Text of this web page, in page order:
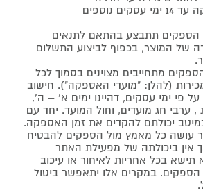
נוספים
הספקים תתבצע בהתאם לתנאים
של המוצר, בכפוף לביצוע התשלום
מתחייבים מצוינים בסמוך לכל
(להלן: "מועדי האספקה"). חישוב
פי ימי עסקים, דהיינו ימים א' – ה',
ערבי חג מועדים, וחול המועד. יחד עם
יכולתם להקדים את זמן האספקה.
עושה כל מאמץ מול הספקים להבטיח
ביכולתה של מפעילת האתר
תישא בכל אחריות לאיחור או עיכוב
במקרים אלו יתאפשר ביטול